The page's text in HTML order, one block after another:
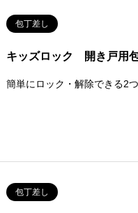
包丁差し
キッズロック 開き戸用
簡単にロック・解除できる2
包丁差し